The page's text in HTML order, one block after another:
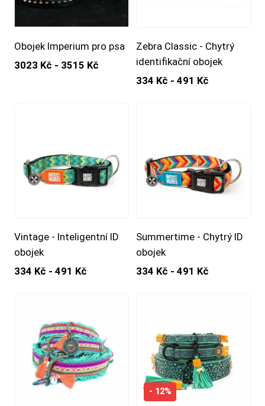
Obojek Imperium pro psa
3023 Kč - 3515 Kč
Zebra Classic - Chytrý
identifikační obojek
334 Kč - 491 Kč
Vintage - Inteligentní ID
obojek
334 Kč - 491 Kč
Summertime - Chytrý ID
obojek
334 Kč - 491 Kč
- 12%